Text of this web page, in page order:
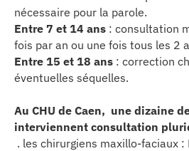
nécessaire pour la parole.
Entre 7 et 14 ans : consultation
fois par an ou une fois tous les 2
Entre 15 et 18 ans : correction
éventuelles séquelles.
Au CHU de Caen, une dizaine
interviennent consultation
. les chirurgiens maxillo-faciaux :